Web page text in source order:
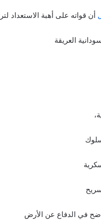
أن قواته على أهبة الاستعداد
العريقة
في الدفاع عن الأرض